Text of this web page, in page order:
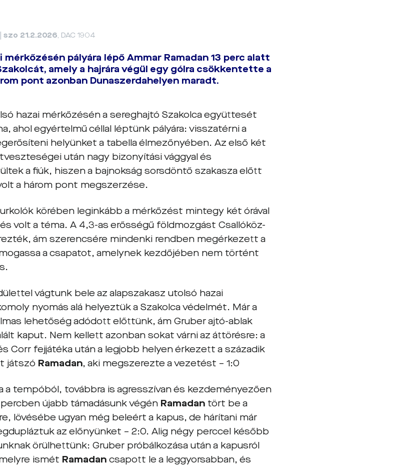
|szo 21.2.2026, DAC 1904
pályára lépő Ammar Ramadan 13 perc alatt
amely a hajrára végül egy gólra csökkentette a
pont azonban Dunaszerdahelyen maradt.
hazai mérkőzésén a sereghajtó Szakolca együttesét
ahol egyértelmű céllal léptünk pályára: visszatérni a
helyünket a tabella élmezőnyében. Az első két
után nagy bizonyítási vággyal és
a fiúk, hiszen a bajnokság sorsdöntő szakasza előtt
a három pont megszerzése.
körében leginkább a mérkőzést mintegy két órával
volt a téma. A 4,3-as erősségű földmozgást Csallóköz-
ám szerencsére mindenki rendben megérkezett a
a csapatot, amelynek kezdőjében nem történt
vágtunk bele az alapszakasz utolsó hazai
nyomás alá helyeztük a Szakolca védelmét. Már a
lehetőség adódott előttünk, ám Gruber ajtó-ablak
kaput. Nem kellett azonban sokat várni az áttörésre: a
Corr fejjátéka után a legjobb helyen érkezett a századik
játszó Ramadan, aki megszerezte a vezetést – 1:0
a tempóból, továbbra is agresszívan és kezdeményezően
újabb támadásunk végén Ramadan tört be a
lövésébe ugyan még beleért a kapus, de hárítani már
az előnyünket – 2:0. Alig négy perccel később
örülhettünk: Gruber próbálkozása után a kapusról
ismét Ramadancsapott le a leggyorsabban, és